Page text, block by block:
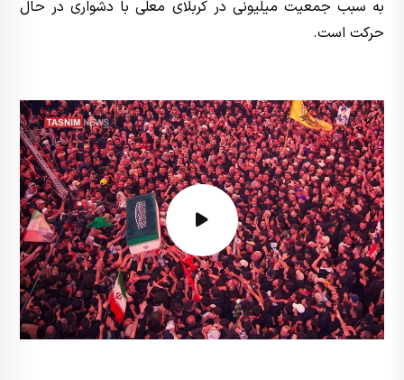
به سبب جمعیت میلیونی در کربلای معلی با دشواری در حال
حرکت است.